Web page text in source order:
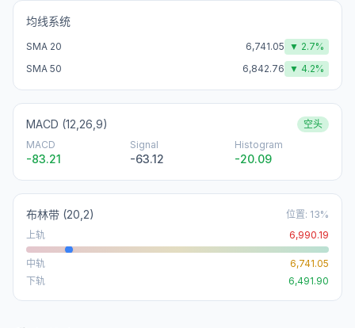
均线系统
SMA 20 6,741.05 ▼ 2.7%
SMA 50
6,842.76 ▼ 4.2%
MACD (12,26,9)
空头
MACD
-83.21
Signal
-63.12
Histogram
-20.09
布林带 (20,2) 位置: 13%
上轨
6,990.19
中轨
6,741.05
下轨
6,491.90